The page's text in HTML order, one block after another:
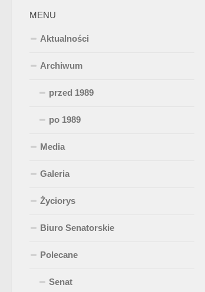
MENU
Aktualności
Archiwum
przed 1989
po 1989
Media
Galeria
Życiorys
Biuro Senatorskie
Polecane
Senat